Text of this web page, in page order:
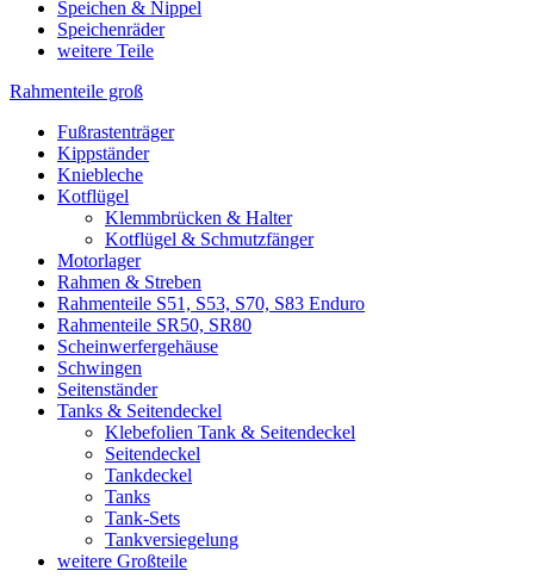
Speichen & Nippel
Speichenräder
weitere Teile
Rahmenteile groß
Fußrastenträger
Kippständer
Kniebleche
Kotflügel
Klemmbrücken & Halter
Kotflügel & Schmutzfänger
Motorlager
Rahmen & Streben
Rahmenteile S51, S53, S70, S83 Enduro
Rahmenteile SR50, SR80
Scheinwerfergehäuse
Schwingen
Seitenständer
Tanks & Seitendeckel
Klebefolien Tank & Seitendeckel
Seitendeckel
Tankdeckel
Tanks
Tank-Sets
Tankversiegelung
weitere Großteile